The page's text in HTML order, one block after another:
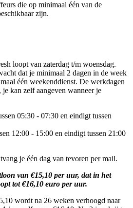
die op minimaal één van de
zijn.
loopt van zaterdag t/m woensdag.
dat je minimaal 2 dagen in de week
één weekenddienst. De werkdagen
kan zelf aangeven wanneer je
05:30 - 07:30 en eindigt tussen
12:00 - 15:00 en eindigt tussen 21:00
je één dag van tevoren per mail.
van €15,10 per uur, dat in het
tot €16,10 euro per uur.
wordt na 26 weken verhoogd naar